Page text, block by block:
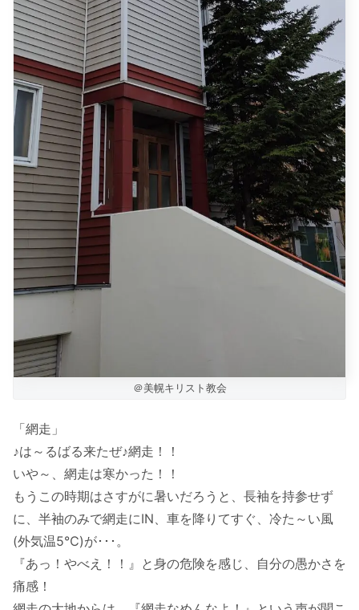
＠美幌キリスト教会
「網走」
♪は～るばる来たぜ♪網走！！
いや～、網走は寒かった！！
もうこの時期はさすがに暑いだろうと、長袖を持参せず
に、半袖のみで網走にIN、車を降りてすぐ、冷た～い風
(外気温5℃)が･･･。
『あっ！やべえ！！』と身の危険を感じ、自分の愚かさを
痛感！